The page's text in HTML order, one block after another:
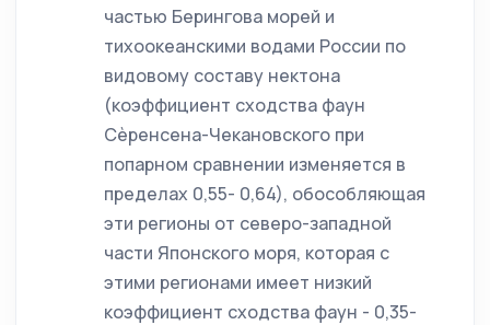
частью Берингова морей и
тихоокеанскими водами России по
видовому составу нектона
(коэффициент сходства фаун
Сѐренсена-Чекановского при
попарном сравнении изменяется в
пределах 0,55- 0,64), обособляющая
эти регионы от северо-западной
части Японского моря, которая с
этими регионами имеет низкий
коэффициент сходства фаун - 0,35-